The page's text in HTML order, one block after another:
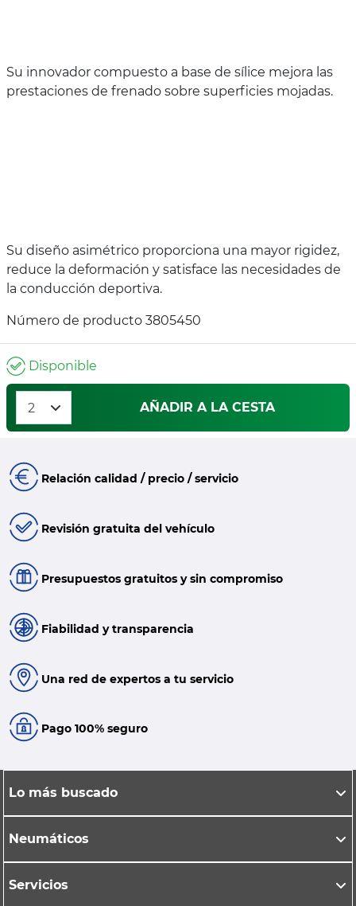
Su innovador compuesto a base de sílice mejora las
prestaciones de frenado sobre superficies mojadas.
Su diseño asimétrico proporciona una mayor rigidez,
reduce la deformación y satisface las necesidades de
la conducción deportiva.
Número de producto 3805450
Disponible
AÑADIR A LA CESTA
Relación calidad / precio / servicio
Revisión gratuita del vehículo
Presupuestos gratuitos y sin compromiso
Fiabilidad y transparencia
Una red de expertos a tu servicio
Pago 100% seguro
Lo más buscado
Neumáticos
Servicios